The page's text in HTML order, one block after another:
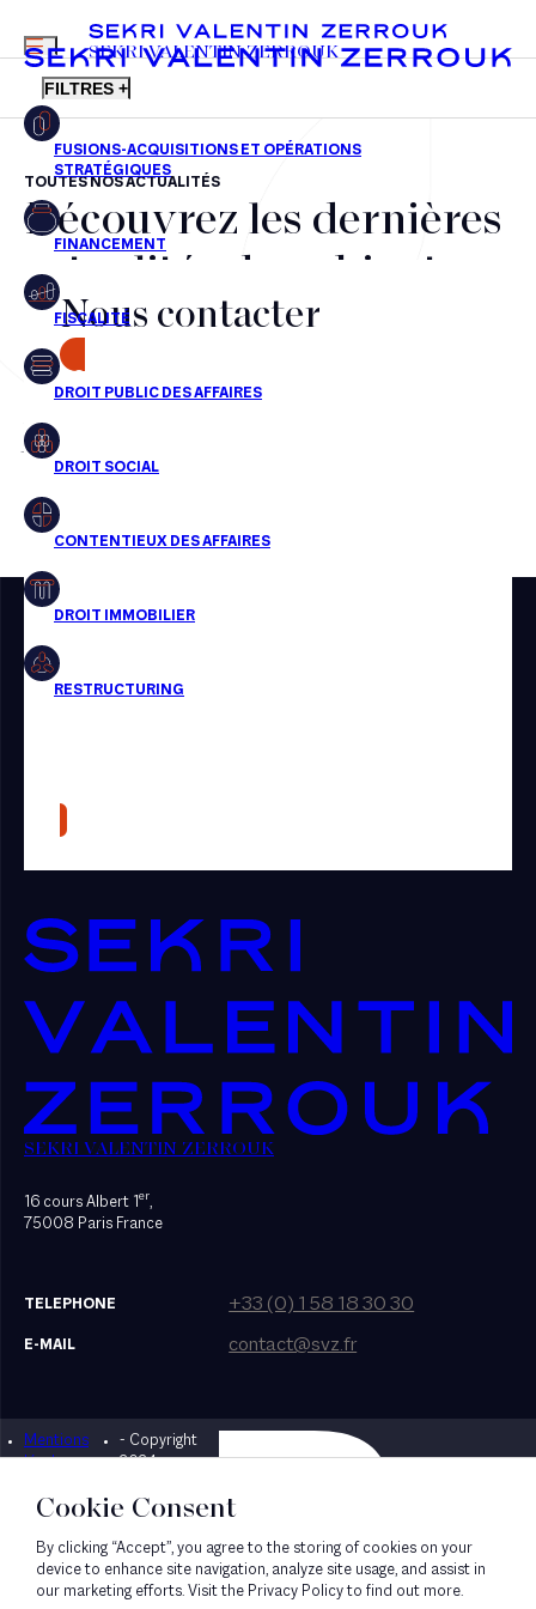
FR EN
MENU
SEKRI VALENTIN ZERROUK
FILTRES +
Fusions-acquisitions et opérations stratégiques
Financement
Fiscalité
Droit public des affaires
Droit social
Droit immobilier
Restructuring
Presse
TOUTES NOS ACTUALITÉS
Découvrez les dernières
actualités du cabinet,
nos récompenses et nos
transactions, jour après
jour
Aucun résultats pour cette recherche
Nous contacter
SEKRI VALENTIN ZERROUK
16 cours Albert 1er,
75008 Paris France
TELEPHONE +33 (0) 1 58 18 30 30
E-MAIL contact@svz.fr
Mentions
légales
- Copyright
2024
Designed by Bonhomme
Cookie Consent
By clicking “Accept”, you agree to the storing of cookies on your
device to enhance site navigation, analyze site usage, and assist in
our marketing efforts. Visit the Privacy Policy to find out more.